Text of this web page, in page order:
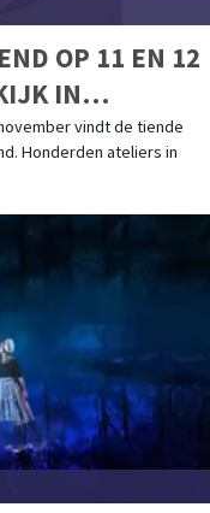
OP 11 EN 12
IN
HET HELE
vindt de tiende
Honderden ateliers in